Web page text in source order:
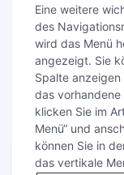
Eine weitere
des
wird das Menü
angezeigt. Sie
Spalte
das vorhandene
klicken Sie im
Menü“ und
können Sie in
das vertikale